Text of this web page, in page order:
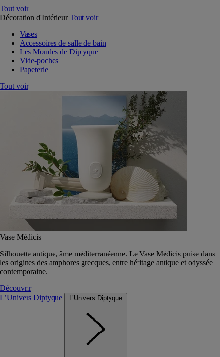
Tout voir
Décoration d'Intérieur Tout voir
Vases
Accessoires de salle de bain
Les Mondes de Diptyque
Vide-poches
Papeterie
Tout voir
Vase Médicis
Silhouette antique, âme méditerranéenne. Le Vase Médicis puise dans
les origines des amphores grecques, entre héritage antique et odyssée
contemporaine.
Découvrir
L’Univers Diptyque
L’Univers Diptyque